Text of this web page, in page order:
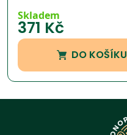
Skladem
371 Kč
DO KOŠÍKU